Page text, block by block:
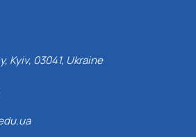
Kyiv, 03041, Ukraine